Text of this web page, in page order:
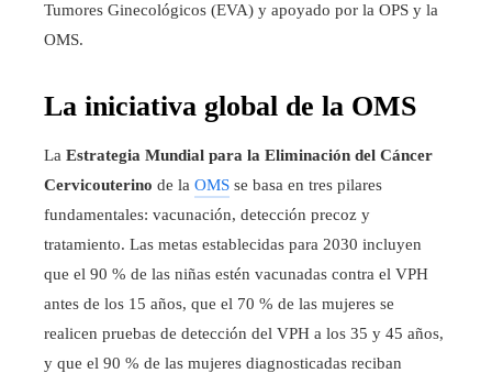
Tumores Ginecológicos (EVA) y apoyado por la OPS y la
OMS.
La iniciativa global de la OMS
La Estrategia Mundial para la Eliminación del Cáncer
Cervicouterino de la OMS se basa en tres pilares
fundamentales: vacunación, detección precoz y
tratamiento. Las metas establecidas para 2030 incluyen
que el 90 % de las niñas estén vacunadas contra el VPH
antes de los 15 años, que el 70 % de las mujeres se
realicen pruebas de detección del VPH a los 35 y 45 años,
y que el 90 % de las mujeres diagnosticadas reciban